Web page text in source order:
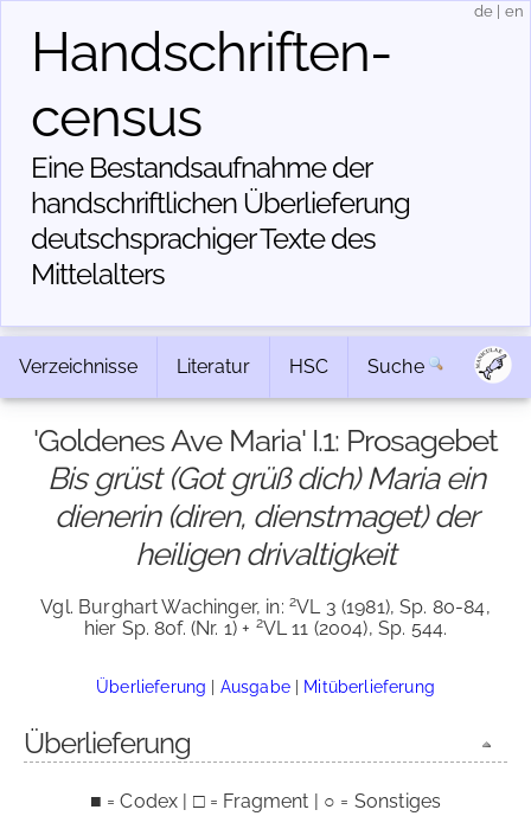
Handschriften­
census
Eine Bestandsaufnahme der
handschriftlichen Über­lieferung
deutschsprachiger Texte des
Mittelalters
de en
Verzeichnisse Literatur HSC Suche
'Goldenes Ave Maria' I.1: Prosagebet
Bis grüst (Got grüß dich) Maria ein
dienerin (diren, dienstmaget) der
heiligen drivaltigkeit
Vgl. Burghart Wachinger, in: 2VL 3 (1981), Sp. 80-84,
hier Sp. 80f. (Nr. 1) + 2VL 11 (2004), Sp. 544.
Überlieferung | Ausgabe| Mitüberlieferung
Überlieferung
■ = Codex | □ = Fragment | ○ = Sonstiges